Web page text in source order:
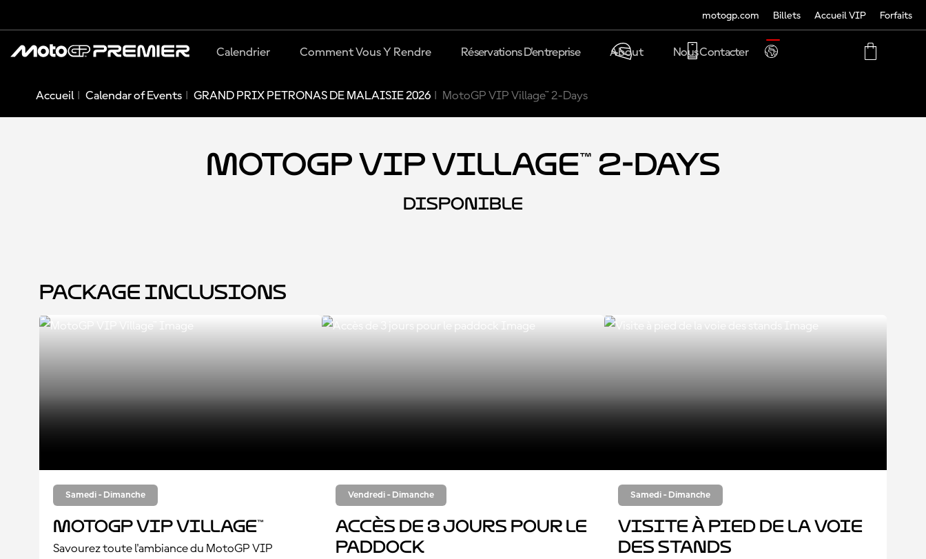
motogp.com Billets Accueil VIP Forfaits
TRANSLATE
PHONE
MY
Calendrier Comment Vous Y Rendre Réservations D'entreprise About Nous Contacter
Accueil Calendar of Events GRAND PRIX PETRONAS DE MALAISIE 2026 MotoGP VIP Village™ 2-Days
MotoGP VIP Village™ 2-Days
DISPONIBLE
Package Inclusions
Samedi - Dimanche
MotoGP VIP Village™
Savourez toute l'ambiance du MotoGP VIP
Vendredi - Dimanche
Accès de 3 jours pour le
paddock
Samedi - Dimanche
Visite à pied de la voie
des stands